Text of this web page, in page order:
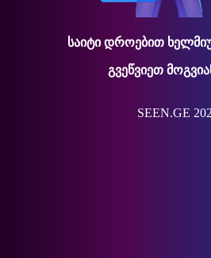
საიტი დროებით
გვეწვიეთ
SEEN.GE